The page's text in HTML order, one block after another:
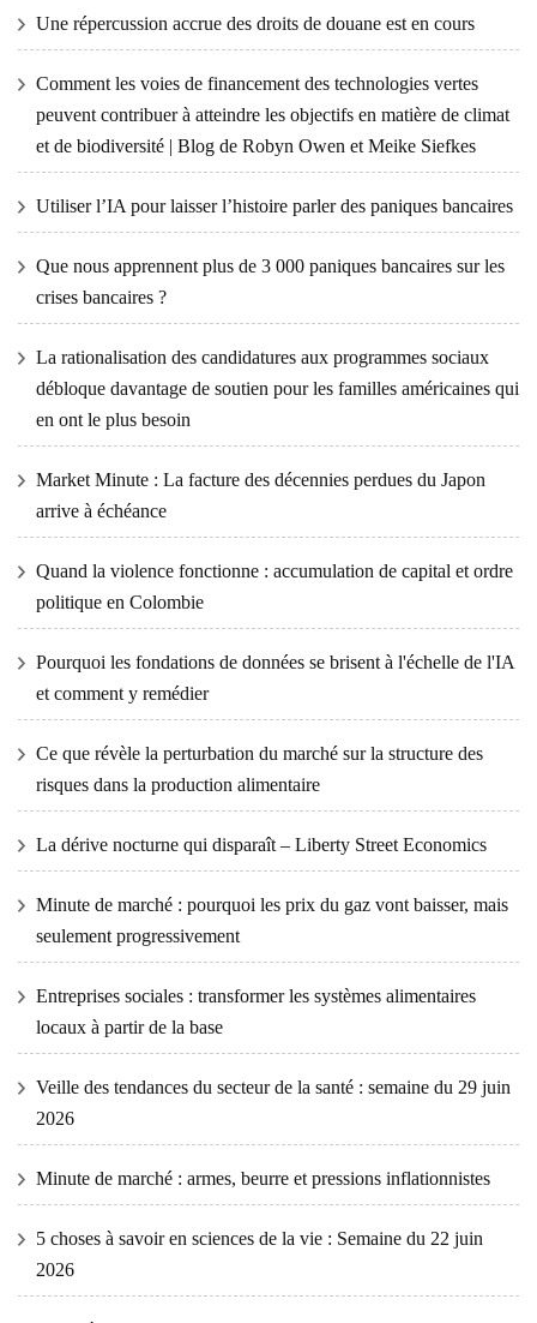
Une répercussion accrue des droits de douane est en cours
Comment les voies de financement des technologies vertes
peuvent contribuer à atteindre les objectifs en matière de climat
et de biodiversité | Blog de Robyn Owen et Meike Siefkes
Utiliser l’IA pour laisser l’histoire parler des paniques bancaires
Que nous apprennent plus de 3 000 paniques bancaires sur les
crises bancaires ?
La rationalisation des candidatures aux programmes sociaux
débloque davantage de soutien pour les familles américaines qui
en ont le plus besoin
Market Minute : La facture des décennies perdues du Japon
arrive à échéance
Quand la violence fonctionne : accumulation de capital et ordre
politique en Colombie
Pourquoi les fondations de données se brisent à l'échelle de l'IA
et comment y remédier
Ce que révèle la perturbation du marché sur la structure des
risques dans la production alimentaire
La dérive nocturne qui disparaît – Liberty Street Economics
Minute de marché : pourquoi les prix du gaz vont baisser, mais
seulement progressivement
Entreprises sociales : transformer les systèmes alimentaires
locaux à partir de la base
Veille des tendances du secteur de la santé : semaine du 29 juin
2026
Minute de marché : armes, beurre et pressions inflationnistes
5 choses à savoir en sciences de la vie : Semaine du 22 juin
2026